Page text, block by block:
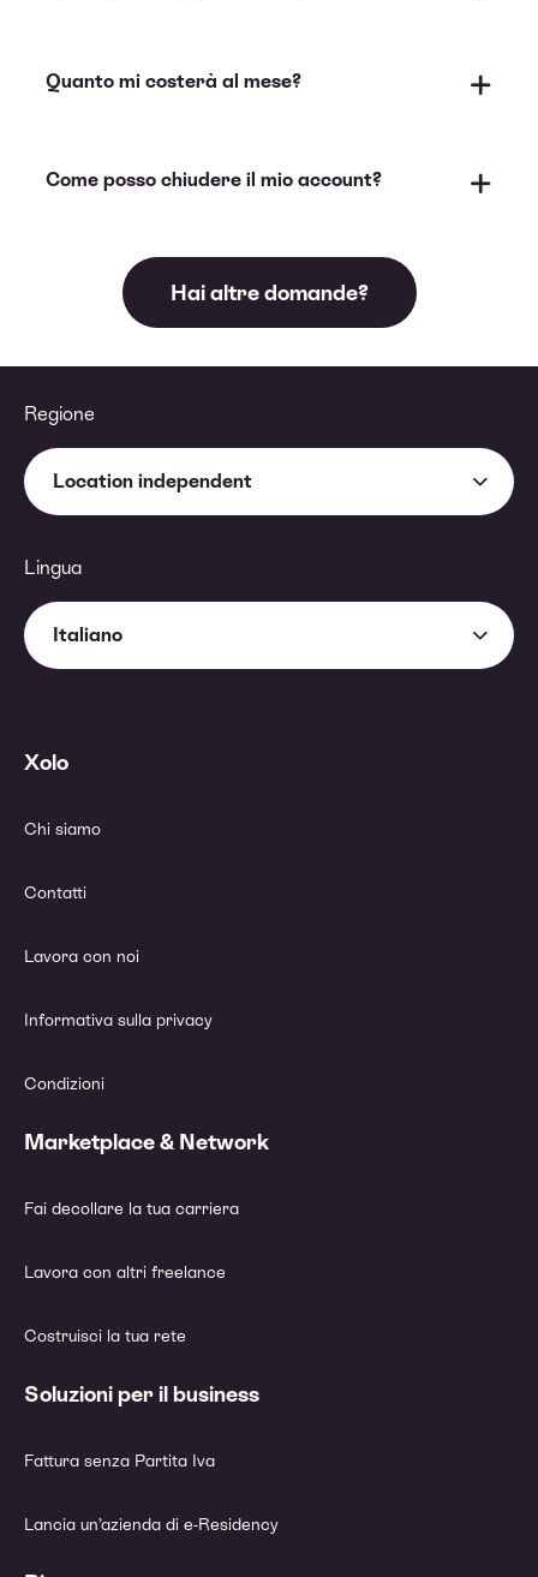
Quanto mi costerà al mese?
Come posso chiudere il mio account?
Hai altre domande?
Regione
Location independent
Lingua
Italiano
Xolo
Chi siamo
Contatti
Lavora con noi
Informativa sulla privacy
Condizioni
Marketplace & Network
Fai decollare la tua carriera
Lavora con altri freelance
Costruisci la tua rete
Soluzioni per il business
Fattura senza Partita Iva
Lancia un’azienda di e-Residency